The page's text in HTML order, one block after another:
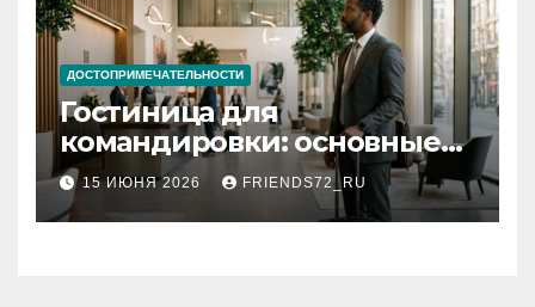
ДОСТОПРИМЕЧАТЕЛЬНОСТИ
Гостиница для
командировки: основные
критерии выбора
15 ИЮНЯ 2026 FRIENDS72_RU